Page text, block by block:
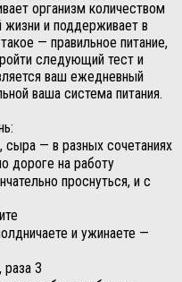
организм количеством
жизни и поддерживает в
— правильное питание,
следующий тест и
ваш ежедневный
ваша система питания.
сыра — в разных сочетаниях
дороге на работу
проснуться, и с
и ужинаете —
раза 3